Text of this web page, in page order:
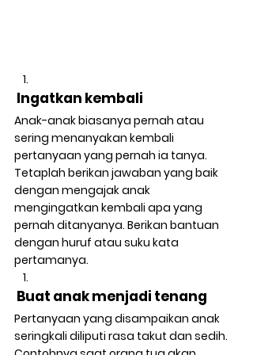
Ingatkan kembali
Anak-anak biasanya pernah atau
sering menanyakan kembali
pertanyaan yang pernah ia tanya.
Tetaplah berikan jawaban yang baik
dengan mengajak anak
mengingatkan kembali apa yang
pernah ditanyanya. Berikan bantuan
dengan huruf atau suku kata
pertamanya.
Buat anak menjadi tenang
Pertanyaan yang disampaikan anak
seringkali diliputi rasa takut dan sedih.